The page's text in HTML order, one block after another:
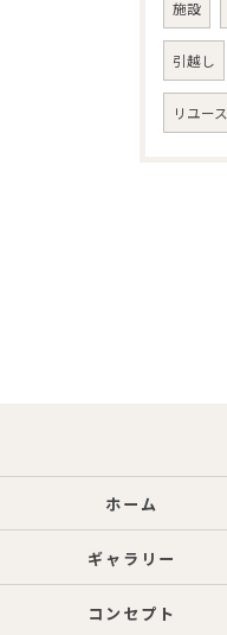
施設
引越し
リユース
ホーム
ギャラリー
コンセプト